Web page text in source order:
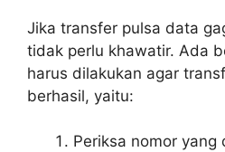
Jika transfer pulsa data
tidak perlu khawatir. Ada
harus dilakukan agar
berhasil, yaitu:
Periksa nomor yang